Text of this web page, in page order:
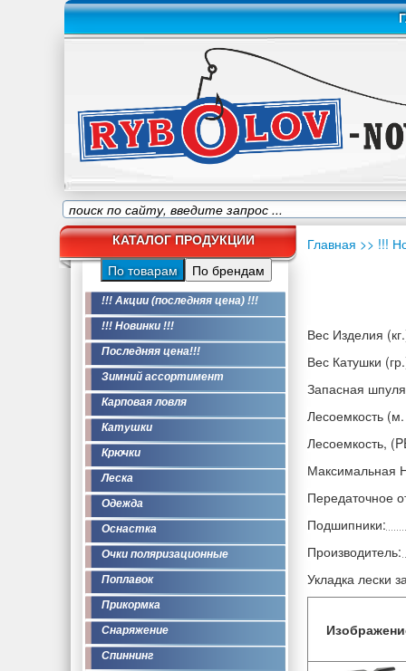
КАТАЛОГ ПРОДУКЦИИ
По товарам По брендам
!!! Акции (последняя цена) !!!
!!! Новинки !!!
Последняя цена!!!
Зимний ассортимент
Карповая ловля
Катушки
Крючки
Леска
Одежда
Оснастка
Очки поляризационные
Поплавок
Прикормка
Снаряжение
Спиннинг
Главная >> !!!
Вес Изделия
Вес Катушки
Запасная
Лесоемкость
Лесоемкость,
Максимальная
Передаточное
Подшипники:
Производитель:
Укладка лески